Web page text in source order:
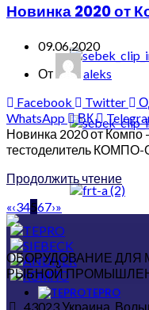
TEPRO
Новинка 2020 от
09.06.2020
От
aleks
Facebook
Twitter
WhatsApp
ВК
Новинка 2020 от Компо
тестоделитель
Продолжить чтение
«‹34567›»
ОБОРУДОВАНИЕ ДЛЯ
РЫБНОЙ
43023 Украина,